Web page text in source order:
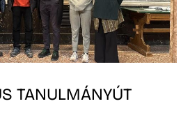
TANULMÁNYÚT